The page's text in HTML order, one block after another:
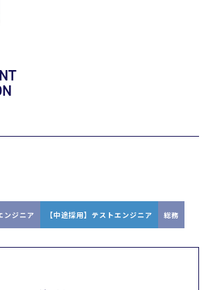
ンジニア 【中途採用】テストエンジニア 総務